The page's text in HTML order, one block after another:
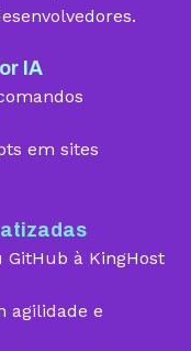
5 sites
IA
em sites
GitHub à KingHost
agilidade e